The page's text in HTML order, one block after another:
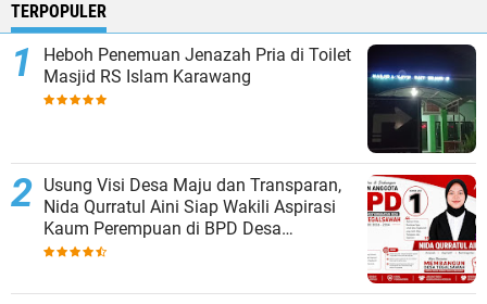
TERPOPULER
Heboh Penemuan Jenazah Pria di Toilet
Masjid RS Islam Karawang
Usung Visi Desa Maju dan Transparan,
Nida Qurratul Aini Siap Wakili Aspirasi
Kaum Perempuan di BPD Desa
Tegalsawah